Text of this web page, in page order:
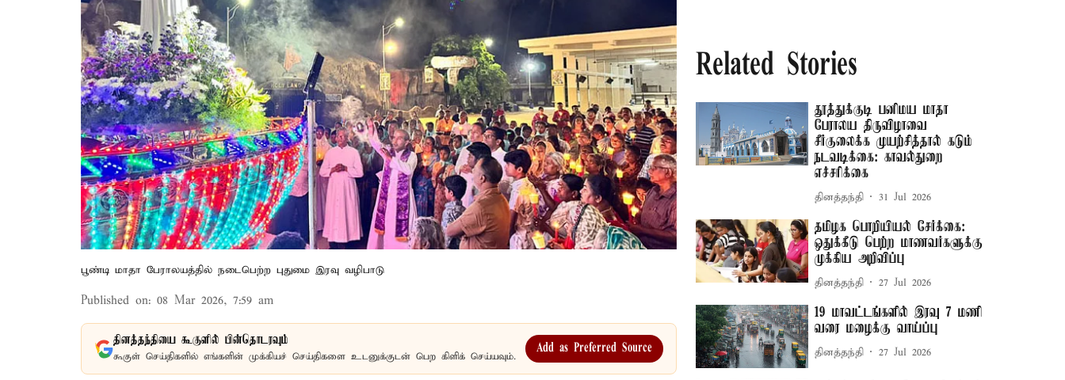
பூண்டி மாதா பேராலயத்தில் நடைபெற்ற புதுமை இரவு வழிபாடு
Published on: 08 Mar 2026, 7:59 am
தினத்தந்தியை கூகுளில் பின்தொடரவும்
கூகுள் செய்திகளில் எங்களின் முக்கியச் செய்திகளை உடனுக்குடன் பெற கிளிக் செய்யவும்.
Add as Preferred Source
Related Stories
தூத்துக்குடி பனிமய மாதா
பேராலய திருவிழாவை
சீர்குலைக்க முயற்சித்தால் கடும்
நடவடிக்கை: காவல்துறை
எச்சரிக்கை
தினத்தந்தி 31 Jul 2026
தமிழக பொறியியல் சேர்க்கை:
ஒதுக்கீடு பெற்ற மாணவர்களுக்கு
முக்கிய அறிவிப்பு
தினத்தந்தி 27 Jul 2026
19 மாவட்டங்களில் இரவு 7 மணி
வரை மழைக்கு வாய்ப்பு
தினத்தந்தி 27 Jul 2026